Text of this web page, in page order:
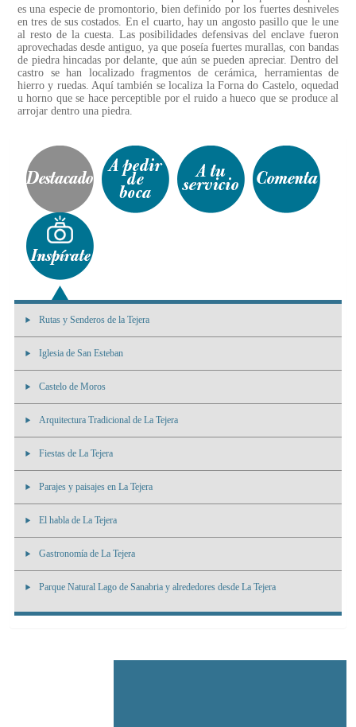
es una especie de promontorio, bien definido por los fuertes desniveles
en tres de sus costados. En el cuarto, hay un angosto pasillo que le une
al resto de la cuesta. Las posibilidades defensivas del enclave fueron
aprovechadas desde antiguo, ya que poseía fuertes murallas, con bandas
de piedra hincadas por delante, que aún se pueden apreciar. Dentro del
castro se han localizado fragmentos de cerámica, herramientas de
hierro y ruedas. Aquí también se localiza la Forna do Castelo, oquedad
u horno que se hace perceptible por el ruido a hueco que se produce al
arrojar dentro una piedra.
Rutas y Senderos de la Tejera
Iglesia de San Esteban
Castelo de Moros
Arquitectura Tradicional de La Tejera
Fiestas de La Tejera
Parajes y paisajes en La Tejera
El habla de La Tejera
Gastronomía de La Tejera
Parque Natural Lago de Sanabria y alrededores desde La Tejera